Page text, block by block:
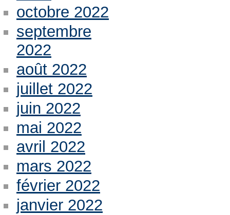
octobre 2022
septembre
2022
août 2022
juillet 2022
juin 2022
mai 2022
avril 2022
mars 2022
février 2022
janvier 2022